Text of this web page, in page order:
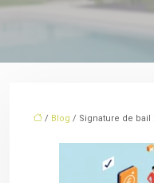
/ Blog / Signature de bail